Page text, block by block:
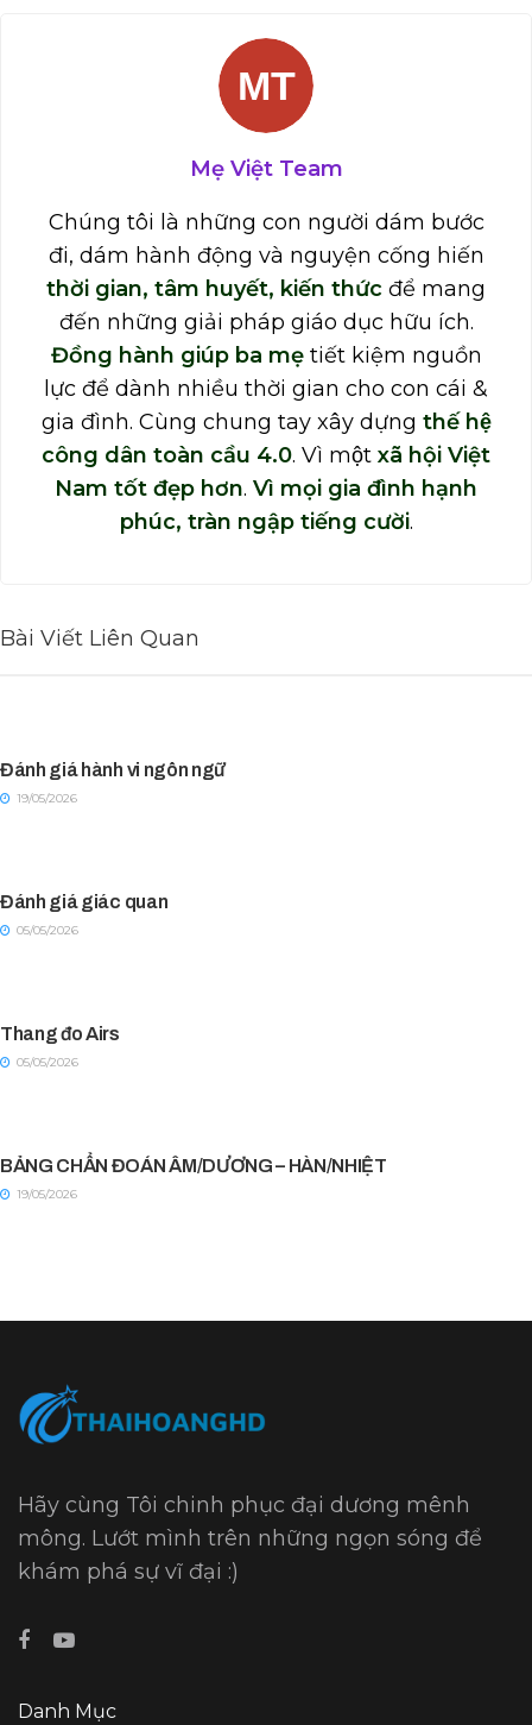
Mẹ Việt Team
Chúng tôi là những con người dám bước
đi, dám hành động và nguyện cống hiến
thời gian, tâm huyết, kiến thức để mang
đến những giải pháp giáo dục hữu ích.
Đồng hành giúp ba mẹtiết kiệm nguồn
lực để dành nhiều thời gian cho con cái &
gia đình. Cùng chung tay xây dựng thế hệ
công dân toàn cầu 4.0. Vì một xã hội Việt
Nam tốt đẹp hơn. Vì mọi gia đình hạnh
phúc, tràn ngập tiếng cười.
Bài Viết Liên Quan
Đánh giá hành vi ngôn ngữ
19/05/2026
Đánh giá giác quan
05/05/2026
Thang đo Airs
05/05/2026
BẢNG CHẨN ĐOÁN ÂM/DƯƠNG – HÀN/NHIỆT
19/05/2026
Hãy cùng Tôi chinh phục đại dương mênh
mông. Lướt mình trên những ngọn sóng để
khám phá sự vĩ đại :)
Danh Mục